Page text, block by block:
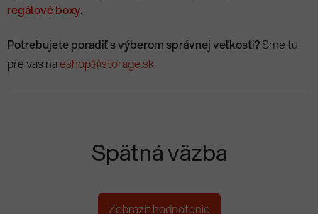
regálové boxy.
Potrebujete poradiť s výberom správnej veľkosti?Sme tu
pre vás naeshop@storage.sk.
Spätná väzba
Zobrazit hodnotenie